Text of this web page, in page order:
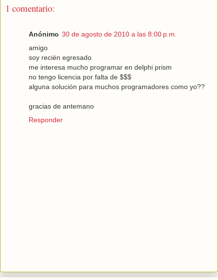
1 comentario:
Anónimo 30 de agosto de 2010 a las 8:00 p.m.
amigo
soy recién egresado
me interesa mucho programar en delphi prism
no tengo licencia por falta de $$$
alguna solución para muchos programadores como yo??
gracias de antemano
Responder